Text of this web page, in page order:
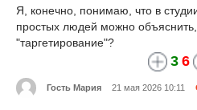
Я, конечно, понимаю, что в
простых людей можно объяснить,
"таргетирование"?
3 6
Гость Мария 21 мая 2026 10:11